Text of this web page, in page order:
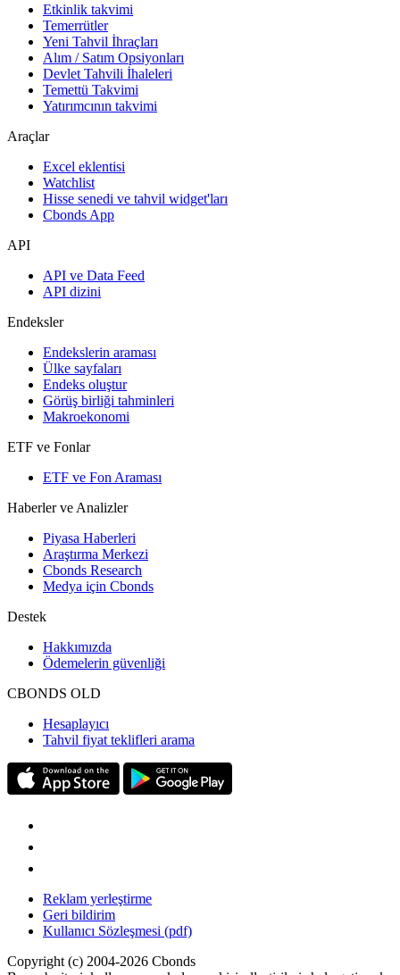
Etkinlik takvimi
Temerrütler
Yeni Tahvil İhraçları
Alım / Satım Opsiyonları
Devlet Tahvili İhaleleri
Temettü Takvimi
Yatırımcının takvimi
Araçlar
Excel eklentisi
Watchlist
Hisse senedi ve tahvil widget'ları
Cbonds App
API
API ve Data Feed
API dizini
Endeksler
Endekslerin araması
Ülke sayfaları
Endeks oluştur
Görüş birliği tahminleri
Makroekonomi
ETF ve Fonlar
ETF ve Fon Araması
Haberler ve Analizler
Piyasa Haberleri
Araştırma Merkezi
Cbonds Research
Medya için Cbonds
Destek
Hakkımızda
Ödemelerin güvenliği
CBONDS OLD
Hesaplayıcı
Tahvil fiyat teklifleri arama
Reklam yerleştirme
Geri bildirim
Kullanıcı Sözleşmesi (pdf)
Copyright (c) 2004-2026 Cbonds